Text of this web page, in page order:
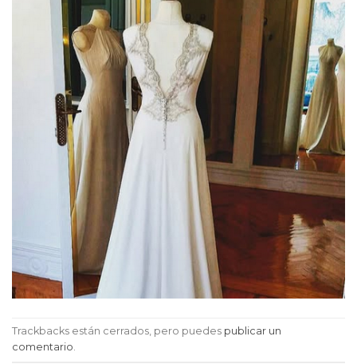
Trackbacks están cerrados, pero puedes publicar un
comentario.